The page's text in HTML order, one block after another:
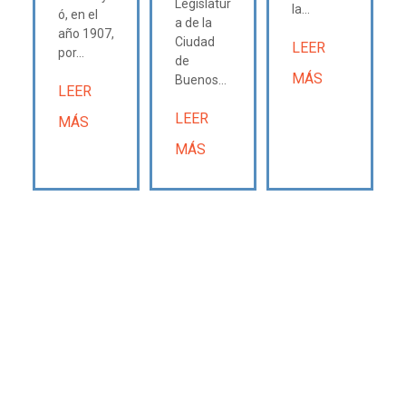
ó, en el
año 1907,
por...
LEER
MÁS
Legislatur
a de la
Ciudad
de
Buenos...
LEER
MÁS
la...
LEER
MÁS